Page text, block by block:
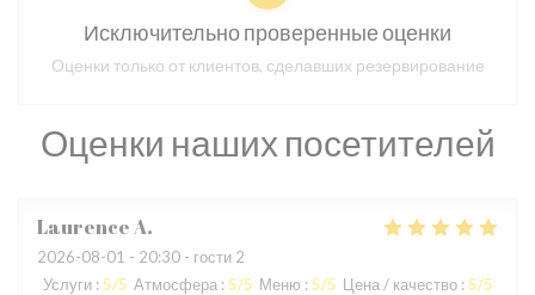
Оценки наших посетителей
LaurenceA
2026-08-01 - 20:30 - гости 2
Услуги : 5/5 Атмосфера : 5/5 Меню : 5/5 Цена / качество : 5/5
Исключительно проверенные оценки
Оценки только от клиентов, сделавших резервирование